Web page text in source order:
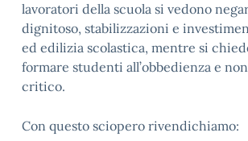
lavoratori della scuola si vedono
dignitoso, stabilizzazioni e
ed edilizia scolastica, mentre si
formare studenti all’obbedienza e
critico.
Con questo sciopero rivendichiamo: